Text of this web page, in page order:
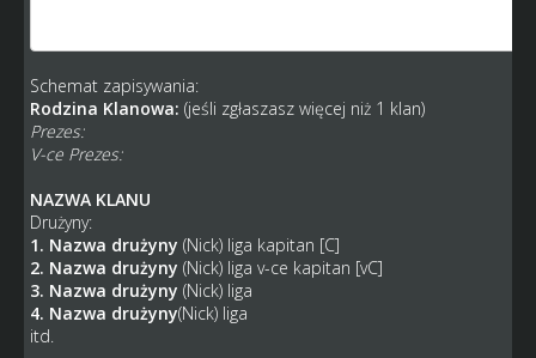
Schemat zapisywania:
Rodzina Klanowa: (jeśli zgłaszasz więcej niż 1 klan)
Prezes:
V-ce Prezes:
NAZWA KLANU
Drużyny:
1. Nazwa drużyny (Nick) liga kapitan [C]
2. Nazwa drużyny (Nick) liga v-ce kapitan [vC]
3. Nazwa drużyny (Nick) liga
4. Nazwa drużyny(Nick) liga
itd.